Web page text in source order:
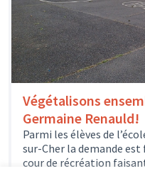
Végétalisons
Germaine Renauld!
Parmi les élèves de
sur-Cher la demande
cour de récréation